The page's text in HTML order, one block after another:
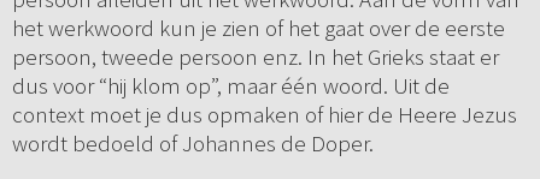
het werkwoord kun je zien of het gaat over de eerste
persoon, tweede persoon enz. In het Grieks staat er
dus voor “hij klom op”, maar één woord. Uit de
context moet je dus opmaken of hier de Heere Jezus
wordt bedoeld of Johannes de Doper.